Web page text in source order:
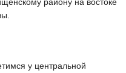
у центральной